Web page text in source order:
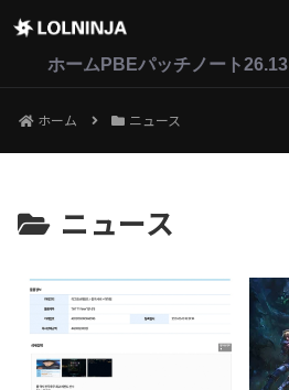
ホーム PBEパッチノート26.13
ホーム ニュース
ニュース